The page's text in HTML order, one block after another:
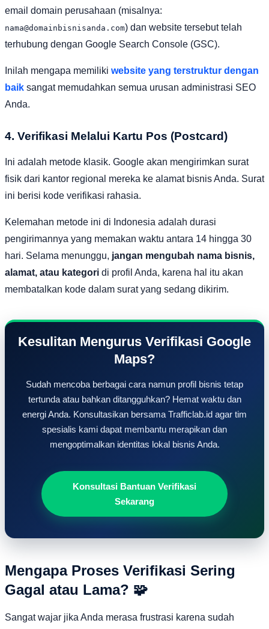
email domain perusahaan (misalnya:
nama@domainbisnisanda.com) dan website tersebut telah
terhubung dengan Google Search Console (GSC).
Inilah mengapa memiliki website yang terstruktur dengan
baik sangat memudahkan semua urusan administrasi SEO
Anda.
4. Verifikasi Melalui Kartu Pos (Postcard)
Ini adalah metode klasik. Google akan mengirimkan surat
fisik dari kantor regional mereka ke alamat bisnis Anda. Surat
ini berisi kode verifikasi rahasia.
Kelemahan metode ini di Indonesia adalah durasi
pengirimannya yang memakan waktu antara 14 hingga 30
hari. Selama menunggu, jangan mengubah nama bisnis,
alamat, atau kategori di profil Anda, karena hal itu akan
membatalkan kode dalam surat yang sedang dikirim.
Kesulitan Mengurus Verifikasi Google
Maps?
Sudah mencoba berbagai cara namun profil bisnis tetap
tertunda atau bahkan ditangguhkan? Hemat waktu dan
energi Anda. Konsultasikan bersama Trafficlab.id agar tim
spesialis kami dapat membantu merapikan dan
mengoptimalkan identitas lokal bisnis Anda.
Konsultasi Bantuan Verifikasi
Sekarang
Mengapa Proses Verifikasi Sering
Gagal atau Lama? 🧩
Sangat wajar jika Anda merasa frustrasi karena sudah